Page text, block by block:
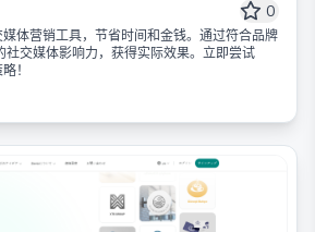
0
体营销工具，节省时间和金钱。通过符合品牌
社交媒体影响力，获得实际效果。立即尝试
！